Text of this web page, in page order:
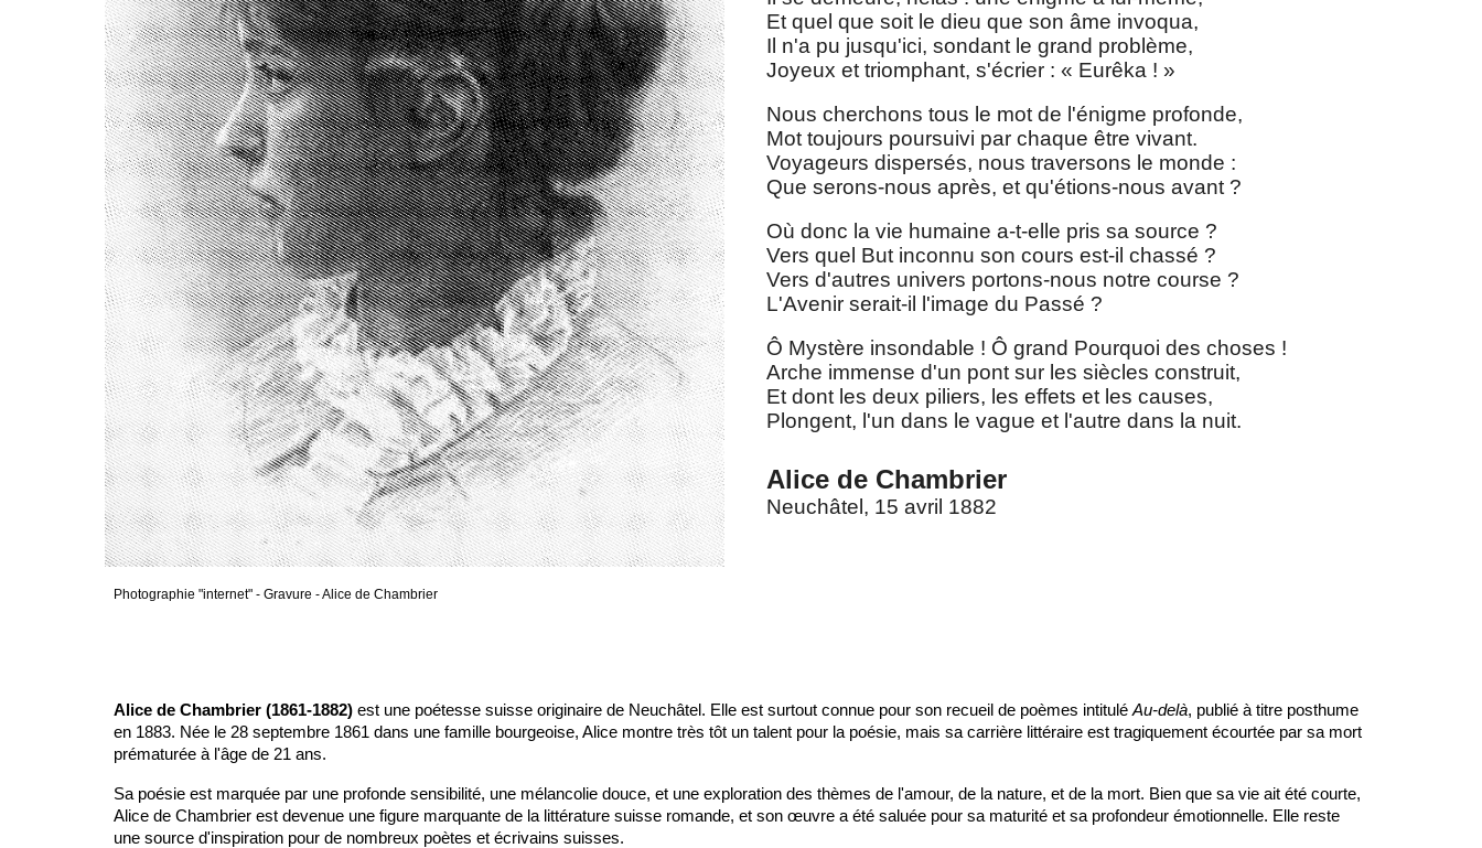
Photographie "internet" - Gravure - Alice de Chambrier
Et quel que soit le dieu que son âme invoqua,
Il n'a pu jusqu'ici, sondant le grand problème,
Joyeux et triomphant, s'écrier : « Eurêka ! »
Nous cherchons tous le mot de l'énigme profonde,
Mot toujours poursuivi par chaque être vivant.
Voyageurs dispersés, nous traversons le monde :
Que serons-nous après, et qu'étions-nous avant ?
Où donc la vie humaine a-t-elle pris sa source ?
Vers quel But inconnu son cours est-il chassé ?
Vers d'autres univers portons-nous notre course ?
L'Avenir serait-il l'image du Passé ?
Ô Mystère insondable ! Ô grand Pourquoi des choses !
Arche immense d'un pont sur les siècles construit,
Et dont les deux piliers, les effets et les causes,
Plongent, l'un dans le vague et l'autre dans la nuit.
Alice de Chambrier
Neuchâtel, 15 avril 1882
Alice de Chambrier (1861-1882) est une poétesse suisse originaire de Neuchâtel. Elle est surtout connue pour son recueil de poèmes intitulé Au-delà, publié à titre posthume
en 1883. Née le 28 septembre 1861 dans une famille bourgeoise, Alice montre très tôt un talent pour la poésie, mais sa carrière littéraire est tragiquement écourtée par sa mort
prématurée à l'âge de 21 ans.
Sa poésie est marquée par une profonde sensibilité, une mélancolie douce, et une exploration des thèmes de l'amour, de la nature, et de la mort. Bien que sa vie ait été courte,
Alice de Chambrier est devenue une figure marquante de la littérature suisse romande, et son œuvre a été saluée pour sa maturité et sa profondeur émotionnelle. Elle reste
une source d'inspiration pour de nombreux poètes et écrivains suisses.